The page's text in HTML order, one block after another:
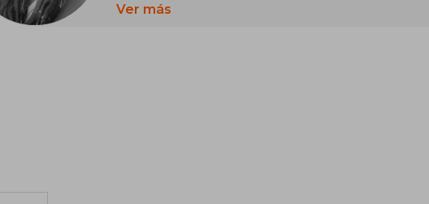
labor orientada a los niños en la Secretaría de
Ver más